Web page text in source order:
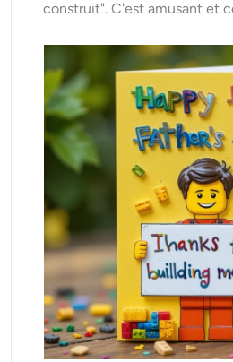
construit". C'est amusant et